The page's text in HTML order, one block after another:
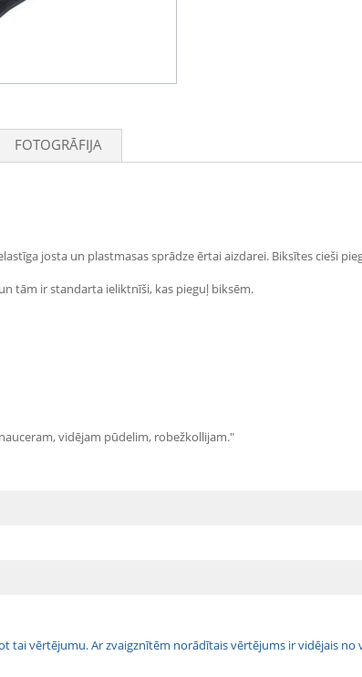
FOTOGRĀFIJA
josta un plastmasas sprādze ērtai aizdarei. Biksītes cieši
tām ir standarta ieliktnīši, kas pieguļ biksēm.
vidējam pūdelim, robežkollijam."
tai vērtējumu. Ar zvaigznītēm norādītais vērtējums ir vidējais